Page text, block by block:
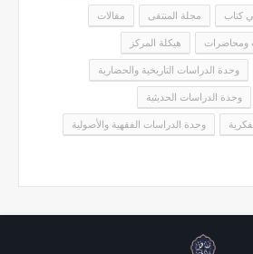
كتاب مجلة المنتقى
مقالات
ومحاضرات
هيكلة المركز
وحدة الدراسات التاريخية والحضارية
وحدة الدراسات الحديثية
وحدة الدراسات الفقهية والأصولية